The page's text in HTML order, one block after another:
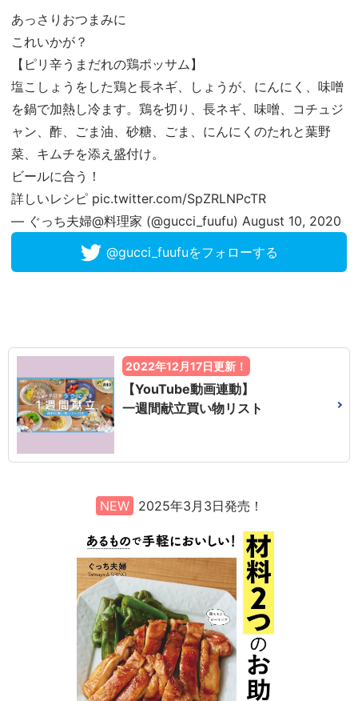
あっさりおつまみに
これいかが？
【ピリ辛うまだれの鶏ポッサム】
塩こしょうをした鶏と長ネギ、しょうが、にんにく、味噌
を鍋で加熱し冷ます。鶏を切り、長ネギ、味噌、コチュジ
ャン、酢、ごま油、砂糖、ごま、にんにくのたれと葉野
菜、キムチを添え盛付け。
ビールに合う！
詳しいレシピ pic.twitter.com/SpZRLNPcTR
— ぐっち夫婦@料理家 (@gucci_fuufu) August 10, 2020
@gucci_fuufuをフォローする
2022年12月17日更新！
【YouTube動画連動】
一週間献立買い物リスト
NEW 2025年3月3日発売！